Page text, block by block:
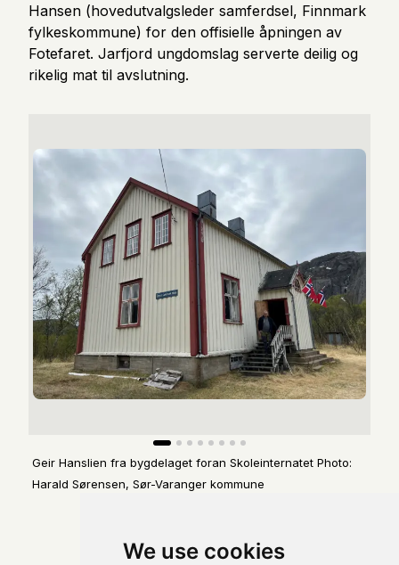
We use cookies
Hansen (hovedutvalgsleder samferdsel, Finnmark
fylkeskommune) for den offisielle åpningen av
Fotefaret. Jarfjord ungdomslag serverte deilig og
rikelig mat til avslutning.
Geir Hanslien fra bygdelaget foran Skoleinternatet Photo:
Harald Sørensen, Sør-Varanger kommune